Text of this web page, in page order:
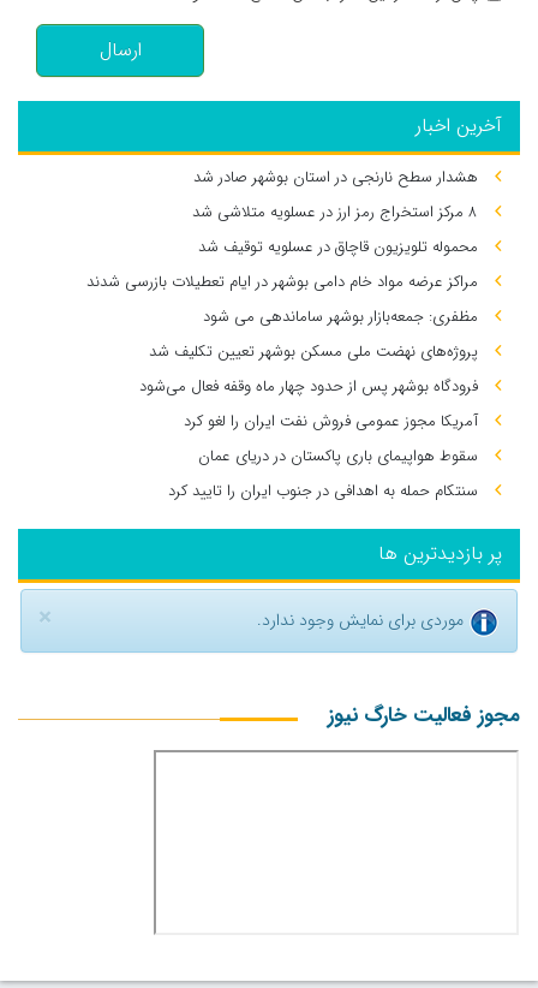
ارسال
آخرین اخبار
هشدار سطح نارنجی در استان بوشهر صادر شد
۸ مرکز استخراج رمز ارز در عسلویه متلاشی شد
محموله تلویزیون قاچاق در عسلویه توقیف شد
مراکز عرضه مواد خام دامی بوشهر در ایام تعطیلات بازرسی شدند
مظفری: جمعه‌بازار بوشهر ساماندهی می‌ شود
پروژه‌های نهضت ملی مسکن بوشهر تعیین تکلیف شد
فرودگاه بوشهر پس از حدود چهار ماه وقفه فعال می‌شود
آمریکا مجوز عمومی فروش نفت ایران را لغو کرد
سقوط هواپیمای باری پاکستان در دریای عمان
سنتکام حمله به اهدافی در جنوب ایران را تایید کرد
پر بازدیدترین ها
× موردی برای نمایش وجود ندارد.
مجوز فعالیت خارگ نیوز